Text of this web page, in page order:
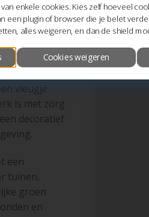
vleugje
is met zorg
decoratief
een
tuinen,
groen
en
enkele cookies. Kies zelf hoeveel
een plugin of browser die je belet
alles weigeren, en dan de shield
Cookies weigeren